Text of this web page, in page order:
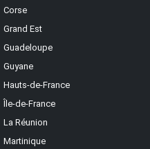
Corse
Grand Est
Guadeloupe
Guyane
Hauts-de-France
Île-de-France
La Réunion
Martinique